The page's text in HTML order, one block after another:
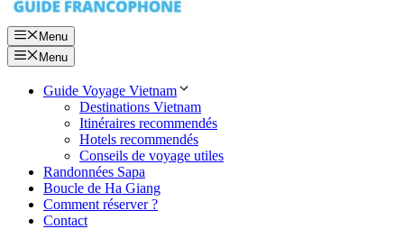
Menu
Menu
Guide Voyage Vietnam
Destinations Vietnam
Itinéraires recommendés
Hotels recommendés
Conseils de voyage utiles
Randonnées Sapa
Boucle de Ha Giang
Comment réserver ?
Contact